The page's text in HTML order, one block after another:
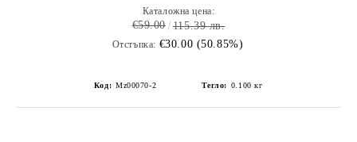
Каталожна цена:
€59.00 115.39 лв.
Отстъпка: €30.00 (50.85%)
Код: Mz00070-2 Тегло: 0.100 кг